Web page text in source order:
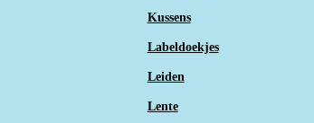
Kussens
Labeldoekjes
Leiden
Lente